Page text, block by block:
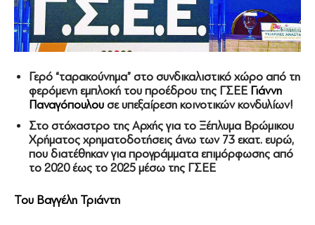
Γερό “ταρακούνημα” στο συνδικαλιστικό χώρο από τη
φερόμενη εμπλοκή του προέδρου της ΓΣΕΕ Γιάννη
Παναγόπουλου σε υπεξαίρεση κοινοτικών κονδυλίων!
Στο στόχαστρο της Αρχής για το Ξέπλυμα Βρώμικου
Χρήματος χρηματοδοτήσεις άνω των 73 εκατ. ευρώ,
που διατέθηκαν για προγράμματα επιμόρφωσης από
το 2020 έως το 2025 μέσω της ΓΣΕΕ
Του Βαγγέλη Τριάντη